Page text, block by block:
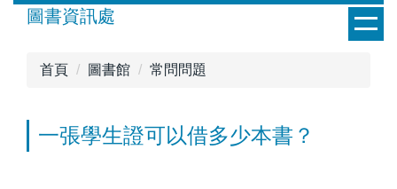
圖書資訊處
首頁 圖書館 常問問題
一張學生證可以借多少本書？